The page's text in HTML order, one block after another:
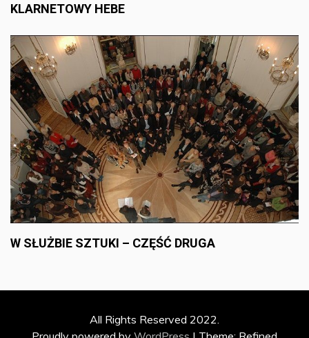
KLARNETOWY HEBE
W SŁUŻBIE SZTUKI – CZĘŚĆ DRUGA
All Rights Reserved 2022.